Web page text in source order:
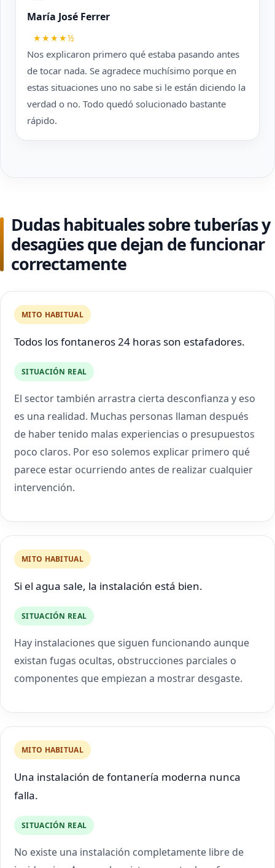
María José Ferrer
★★★★½
Nos explicaron primero qué estaba pasando antes
de tocar nada. Se agradece muchísimo porque en
estas situaciones uno no sabe si le están diciendo la
verdad o no. Todo quedó solucionado bastante
rápido.
Dudas habituales sobre tuberías y
desagües que dejan de funcionar
correctamente
MITO HABITUAL
Todos los fontaneros 24 horas son estafadores.
SITUACIÓN REAL
El sector también arrastra cierta desconfianza y eso
es una realidad. Muchas personas llaman después
de haber tenido malas experiencias o presupuestos
poco claros. Por eso solemos explicar primero qué
parece estar ocurriendo antes de realizar cualquier
intervención.
MITO HABITUAL
Si el agua sale, la instalación está bien.
SITUACIÓN REAL
Hay instalaciones que siguen funcionando aunque
existan fugas ocultas, obstrucciones parciales o
componentes que empiezan a mostrar desgaste.
MITO HABITUAL
Una instalación de fontanería moderna nunca
falla.
SITUACIÓN REAL
No existe una instalación completamente libre de